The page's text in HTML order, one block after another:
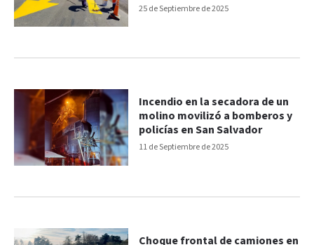
25 de Septiembre de 2025
11 de Septiembre de 2025
Incendio en la secadora de un
molino movilizó a bomberos y
policías en San Salvador
Choque frontal de camiones en